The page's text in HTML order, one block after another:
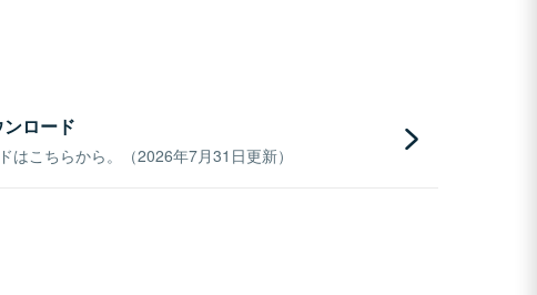
ロード
はこちらから。（2026年7月31日更新）